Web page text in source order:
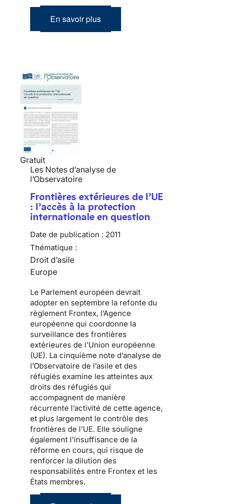
En savoir plus
Gratuit
Les Notes d’analyse de
l’Observatoire
Frontières extérieures de l’UE
: l’accès à la protection
internationale en question
Date de publication : 2011
Thématique :
Droit d’asile
Europe
Le Parlement européen devrait
adopter en septembre la refonte du
règlement Frontex, l’Agence
européenne qui coordonne la
surveillance des frontières
extérieures de l’Union européenne
(UE). La cinquième note d’analyse de
l’Observatoire de l’asile et des
réfugiés examine les atteintes aux
droits des réfugiés qui
accompagnent de manière
récurrente l’activité de cette agence,
et plus largement le contrôle des
frontières de l’UE. Elle souligne
également l’insuffisance de la
réforme en cours, qui risque de
renforcer la dilution des
responsabilités entre Frontex et les
États membres.